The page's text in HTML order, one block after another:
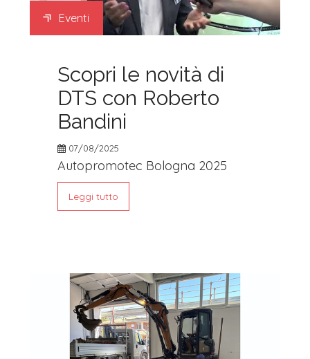
Eventi
Scopri le novità di
DTS con Roberto
Bandini
07/08/2025
Autopromotec Bologna 2025
Leggi tutto